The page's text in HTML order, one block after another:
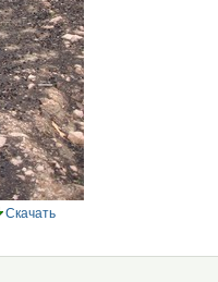
Скачать